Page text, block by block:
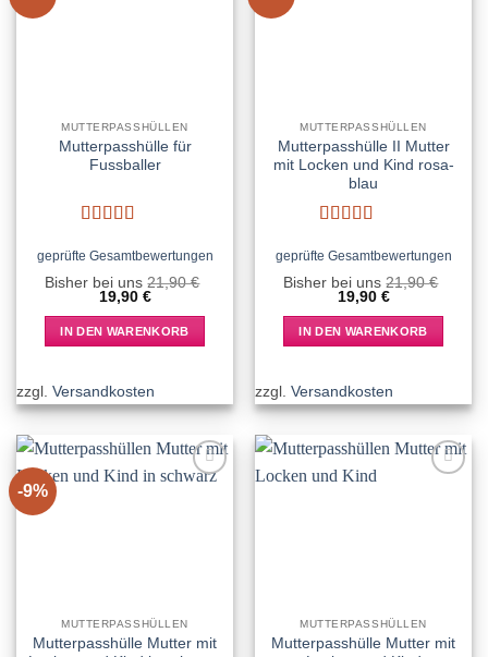
MUTTERPASSHÜLLEN
Mutterpasshülle für
Fussballer
mit5von 5
geprüfte Gesamtbewertungen
Bisher bei uns 21,90€
Ursprünglicher
war:
21,90 €
19,90 €Aktueller
ist:
19,90 €.
IN DEN WARENKORB
zzgl. Versandkosten
MUTTERPASSHÜLLEN
Mutterpasshülle II Mutter
mit Locken und Kind rosa-
blau
mit5von 5
geprüfte Gesamtbewertungen
Bisher bei uns 21,90€
Ursprünglicher
war:
21,90 €
19,90 €Aktueller
ist:
19,90 €.
IN DEN WARENKORB
zzgl. Versandkosten
-9%
MUTTERPASSHÜLLEN
Mutterpasshülle Mutter mit
MUTTERPASSHÜLLEN
Mutterpasshülle Mutter mit